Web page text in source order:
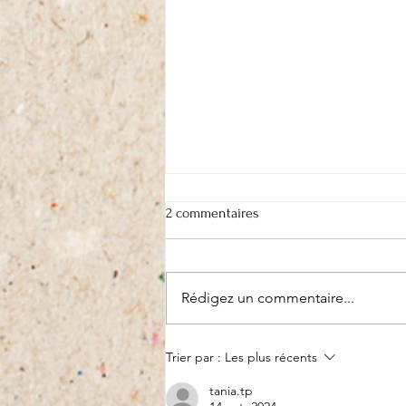
On recycle et on s'en va
2 commentaires
Rédigez un commentaire...
Trier par : Les plus récents
tania.tp